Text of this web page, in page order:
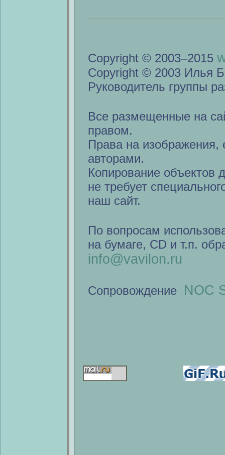
Copyright © 2003–2015
Copyright © 2003 Илья
Руководитель группы
Все размещенные на
правом.
Права на изображения,
авторами.
Копирование объектов
не требует
наш сайт.
По вопросам
на бумаге, CD и т.п.
info@vavilon.ru
Сопровождение NOC